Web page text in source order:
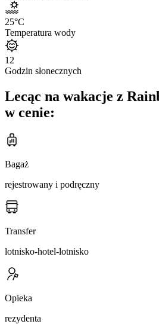
25°C
Temperatura wody
12
Godzin słonecznych
Lecąc na wakacje z
w cenie:
Bagaż
rejestrowany i podręczny
Transfer
lotnisko-hotel-lotnisko
Opieka
rezydenta